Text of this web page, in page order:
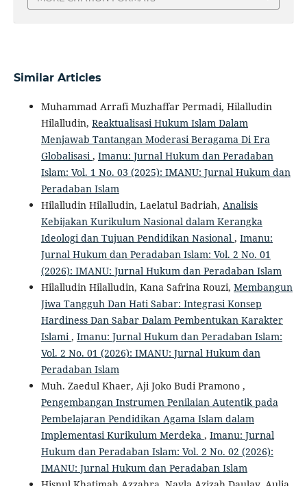
Similar Articles
Muhammad Arrafi Muzhaffar Permadi, Hilalludin
Hilalludin, Reaktualisasi Hukum Islam Dalam
Menjawab Tantangan Moderasi Beragama Di Era
Globalisasi, Imanu: Jurnal Hukum dan Peradaban
Islam: Vol. 1 No. 03 (2025): IMANU: Jurnal Hukum dan
Peradaban Islam
Hilalludin Hilalludin, Laelatul Badriah, Analisis
Kebijakan Kurikulum Nasional dalam Kerangka
Ideologi dan Tujuan Pendidikan Nasional , Imanu:
Jurnal Hukum dan Peradaban Islam: Vol. 2 No. 01
(2026): IMANU: Jurnal Hukum dan Peradaban Islam
Hilalludin Hilalludin, Kana Safrina Rouzi, Membangun
Jiwa Tangguh Dan Hati Sabar: Integrasi Konsep
Hardiness Dan Sabar Dalam Pembentukan Karakter
Islami, Imanu: Jurnal Hukum dan Peradaban Islam:
Vol. 2 No. 01 (2026): IMANU: Jurnal Hukum dan
Peradaban Islam
Muh. Zaedul Khaer, Aji Joko Budi Pramono ,
Pengembangan Instrumen Penilaian Autentik pada
Pembelajaran Pendidikan Agama Islam dalam
Implementasi Kurikulum Merdeka , Imanu: Jurnal
Hukum dan Peradaban Islam: Vol. 2 No. 02 (2026):
IMANU: Jurnal Hukum dan Peradaban Islam